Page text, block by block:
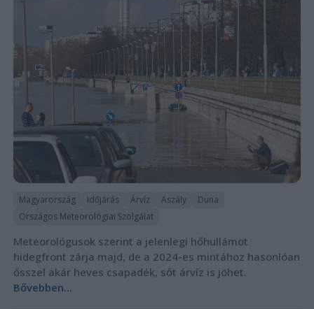
Magyarország Időjárás Árvíz Aszály
Duna
Országos Meteorológiai Szolgálat
Meteorológusok szerint a jelenlegi hőhullámot
hidegfront zárja majd, de a 2024-es mintához hasonlóan
ősszel akár heves csapadék, sőt árvíz is jöhet.
Bővebben...